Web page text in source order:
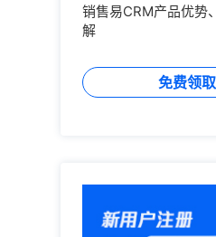
销售易CRM产品优势
解
免费领